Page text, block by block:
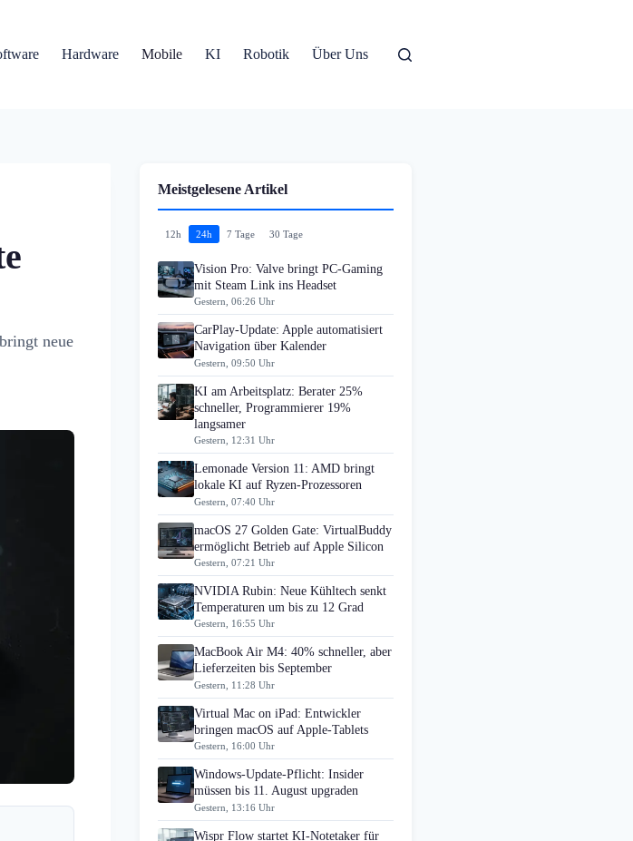
Hardware Mobile KI Robotik Über Uns
neue
Meistgelesene Artikel
12h 24h 7 Tage 30 Tage
Vision Pro: Valve bringt PC-Gaming
mit Steam Link ins Headset
Gestern, 06:26 Uhr
CarPlay-Update: Apple automatisiert
Navigation über Kalender
Gestern, 09:50 Uhr
KI am Arbeitsplatz: Berater 25%
schneller, Programmierer 19%
langsamer
Gestern, 12:31 Uhr
Lemonade Version 11: AMD bringt
lokale KI auf Ryzen-Prozessoren
Gestern, 07:40 Uhr
macOS 27 Golden Gate: VirtualBuddy
ermöglicht Betrieb auf Apple Silicon
Gestern, 07:21 Uhr
NVIDIA Rubin: Neue Kühltech senkt
Temperaturen um bis zu 12 Grad
Gestern, 16:55 Uhr
MacBook Air M4: 40% schneller, aber
Lieferzeiten bis September
Gestern, 11:28 Uhr
Virtual Mac on iPad: Entwickler
bringen macOS auf Apple-Tablets
Gestern, 16:00 Uhr
Windows-Update-Pflicht: Insider
müssen bis 11. August upgraden
Gestern, 13:16 Uhr
Wispr Flow startet KI-Notetaker für